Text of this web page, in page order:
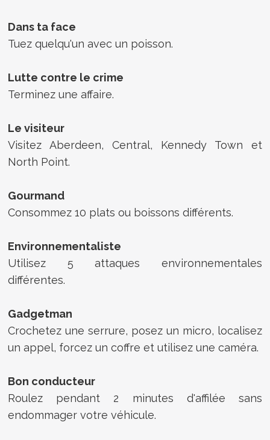
Dans ta face
Tuez quelqu'un avec un poisson.
Lutte contre le crime
Terminez une affaire.
Le visiteur
Visitez Aberdeen, Central, Kennedy Town et
North Point.
Gourmand
Consommez 10 plats ou boissons différents.
Environnementaliste
Utilisez 5 attaques environnementales
différentes.
Gadgetman
Crochetez une serrure, posez un micro, localisez
un appel, forcez un coffre et utilisez une caméra.
Bon conducteur
Roulez pendant 2 minutes d'affilée sans
endommager votre véhicule.